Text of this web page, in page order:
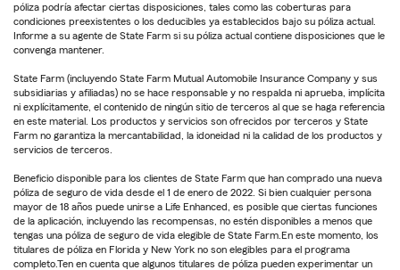
póliza podría afectar ciertas disposiciones, tales como las coberturas para
condiciones preexistentes o los deducibles ya establecidos bajo su póliza actual.
Informe a su agente de State Farm si su póliza actual contiene disposiciones que le
convenga mantener.
State Farm (incluyendo State Farm Mutual Automobile Insurance Company y sus
subsidiarias y afiliadas) no se hace responsable y no respalda ni aprueba, implícita
ni explícitamente, el contenido de ningún sitio de terceros al que se haga referencia
en este material. Los productos y servicios son ofrecidos por terceros y State
Farm no garantiza la mercantabilidad, la idoneidad ni la calidad de los productos y
servicios de terceros.
Beneficio disponible para los clientes de State Farm que han comprado una nueva
póliza de seguro de vida desde el 1 de enero de 2022. Si bien cualquier persona
mayor de 18 años puede unirse a Life Enhanced, es posible que ciertas funciones
de la aplicación, incluyendo las recompensas, no estén disponibles a menos que
tengas una póliza de seguro de vida elegible de State Farm.En este momento, los
titulares de póliza en Florida y New York no son elegibles para el programa
completo.Ten en cuenta que algunos titulares de póliza pueden experimentar un